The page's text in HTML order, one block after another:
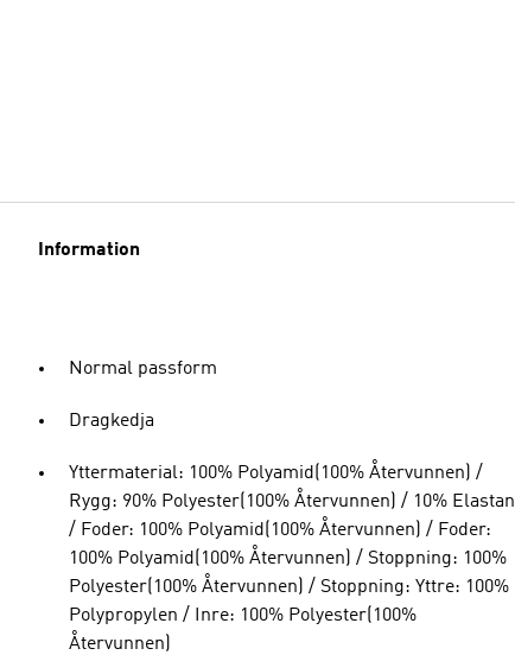
Information
Normal passform
Dragkedja
Yttermaterial: 100% Polyamid(100% Återvunnen) /
Rygg: 90% Polyester(100% Återvunnen) / 10% Elastan
/ Foder: 100% Polyamid(100% Återvunnen) / Foder:
100% Polyamid(100% Återvunnen) / Stoppning: 100%
Polyester(100% Återvunnen) / Stoppning: Yttre: 100%
Polypropylen / Inre: 100% Polyester(100%
Återvunnen)